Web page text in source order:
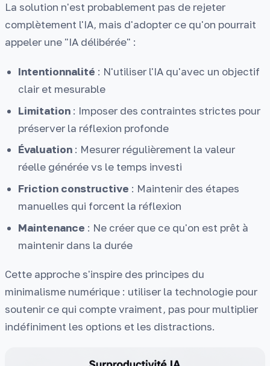
La solution n'est probablement pas de rejeter
complètement l'IA, mais d'adopter ce qu'on pourrait
appeler une "IA délibérée" :
Intentionnalité : N'utiliser l'IA qu'avec un objectif
clair et mesurable
Limitation : Imposer des contraintes strictes pour
préserver la réflexion profonde
Évaluation : Mesurer régulièrement la valeur
réelle générée vs le temps investi
Friction constructive : Maintenir des étapes
manuelles qui forcent la réflexion
Maintenance : Ne créer que ce qu'on est prêt à
maintenir dans la durée
Cette approche s'inspire des principes du
minimalisme numérique : utiliser la technologie pour
soutenir ce qui compte vraiment, pas pour multiplier
indéfiniment les options et les distractions.